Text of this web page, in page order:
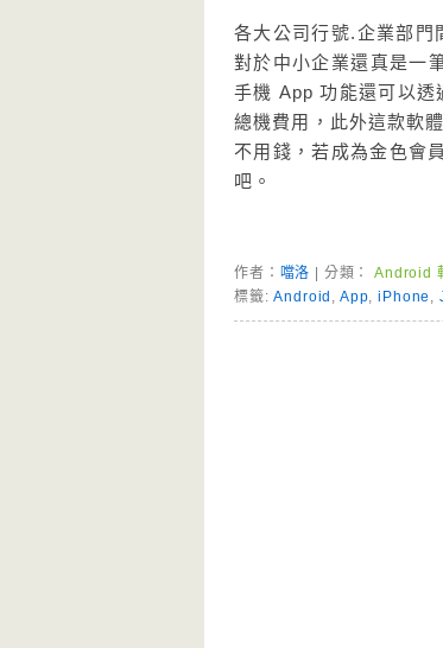
各大公司行號.企業部門
對於中小企業還真是一
手機 App 功能還可以透
總機費用，此外這款軟
不用錢，若成為金色會
吧。
作者： 噹洛 | 分類：Android
標籤:Android , App,iPhone ,